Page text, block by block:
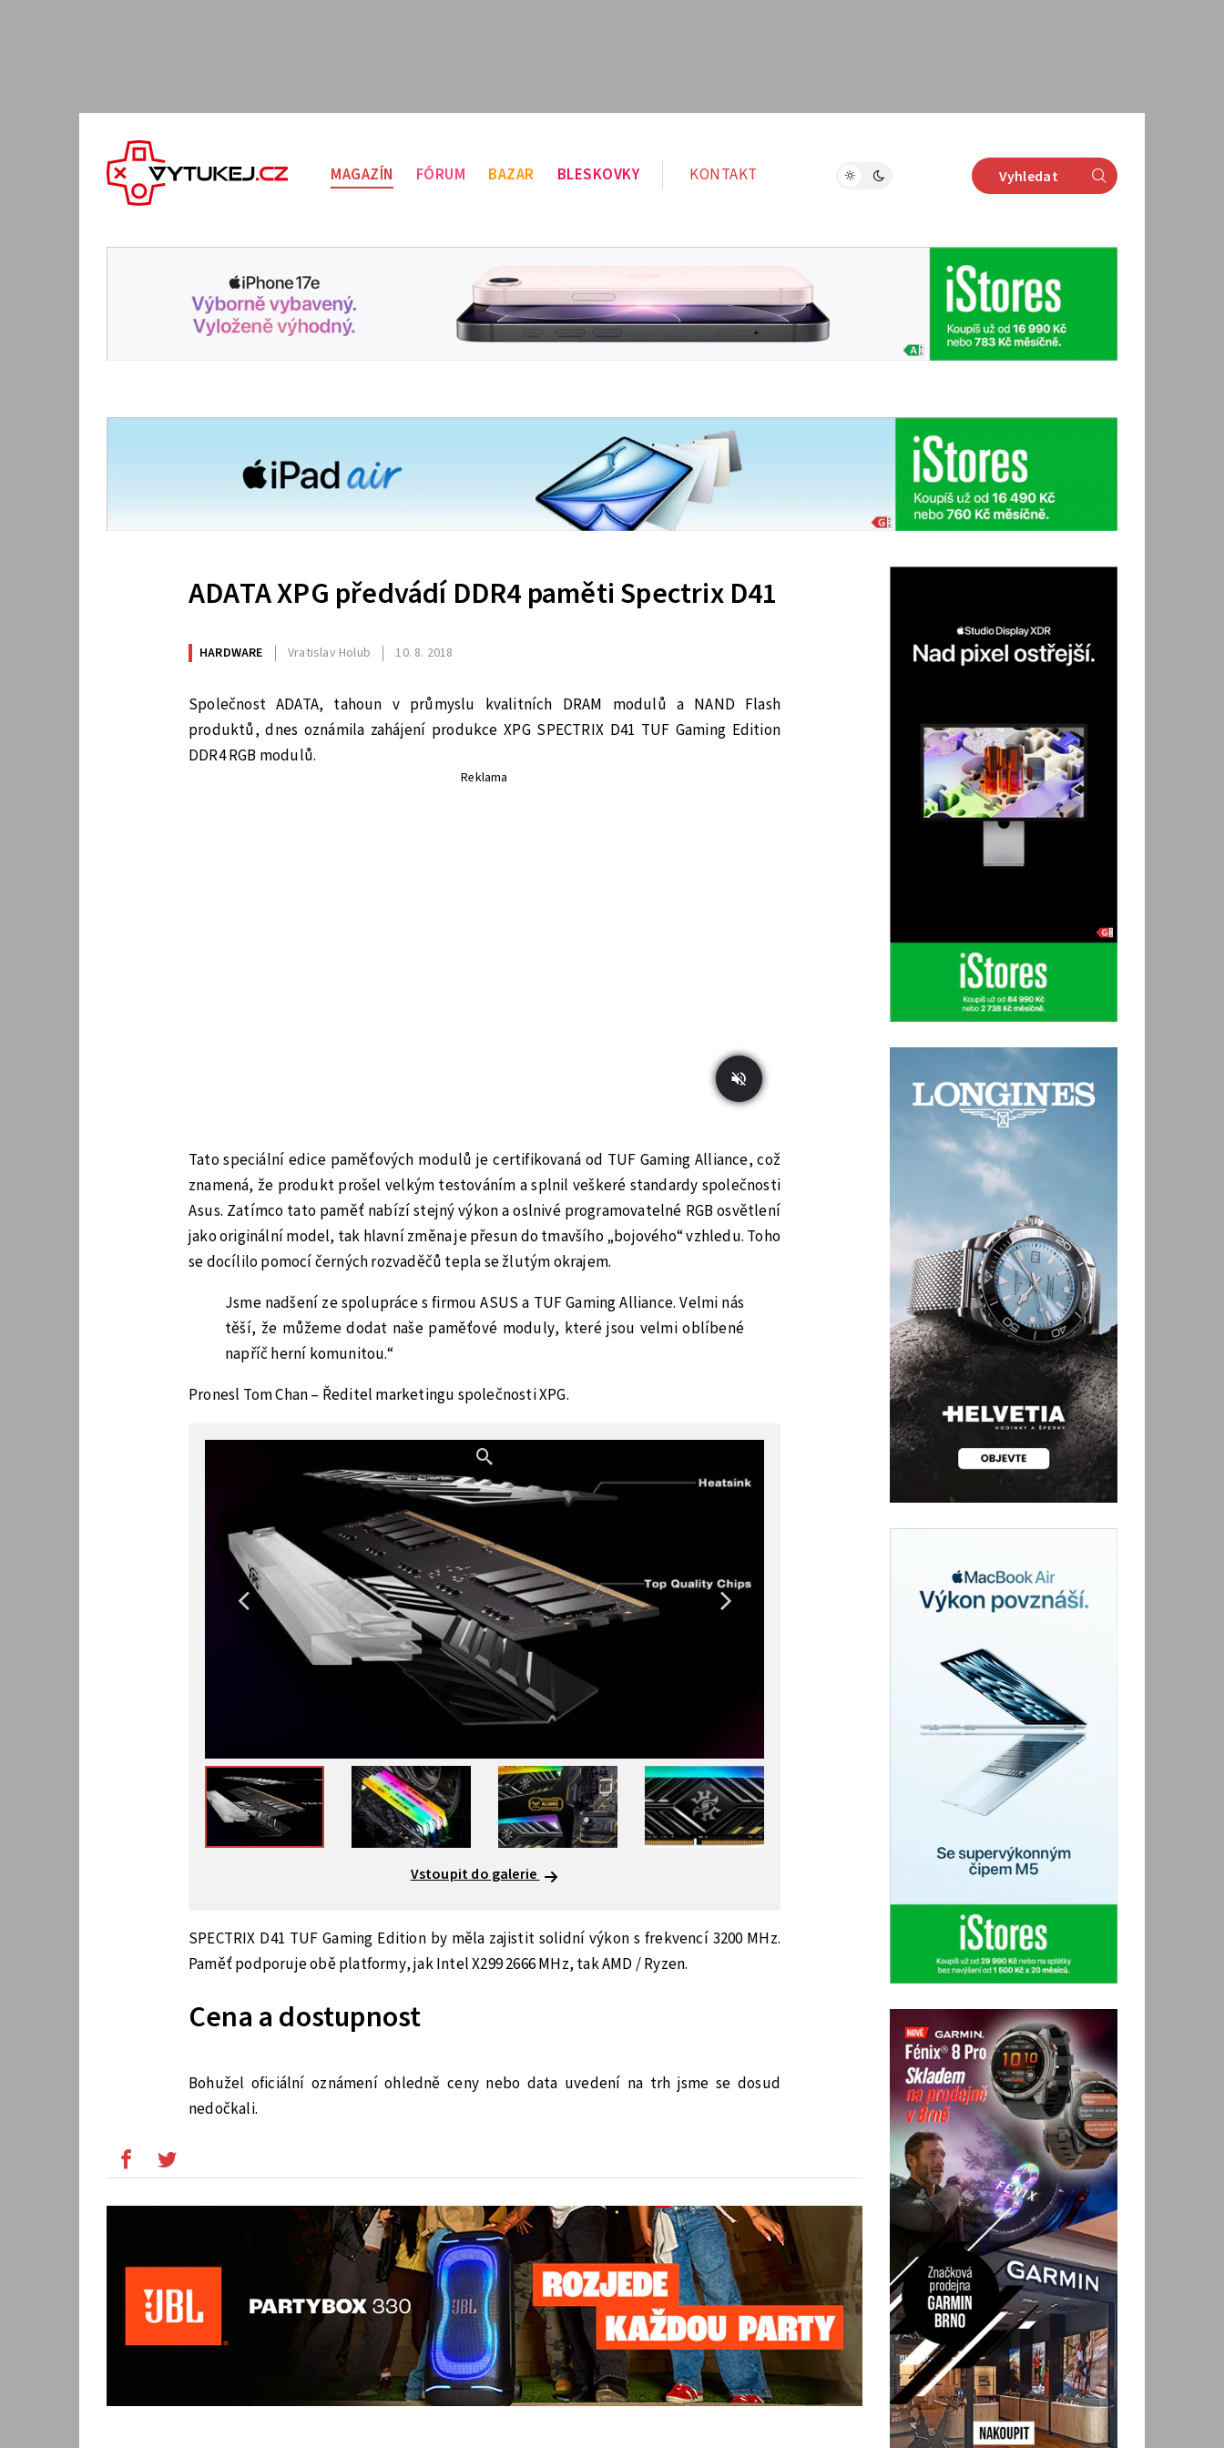
MAGAZÍN FÓRUM BAZAR BLESKOVKY KONTAKT Vyhledat
ADATA XPG předvádí DDR4 paměti Spectrix D41
HARDWARE Vratislav Holub 10. 8. 2018
Společnost ADATA, tahoun v průmyslu kvalitních DRAM modulů a NAND Flash
produktů, dnes oznámila zahájení produkce XPG SPECTRIX D41 TUF Gaming Edition
DDR4 RGB modulů.
Reklama
Tato speciální edice paměťových modulů je certifikovaná od TUF Gaming Alliance, což
znamená, že produkt prošel velkým testováním a splnil veškeré standardy společnosti
Asus. Zatímco tato paměť nabízí stejný výkon a oslnivé programovatelné RGB osvětlení
jako originální model, tak hlavní změna je přesun do tmavšího „bojového“ vzhledu. Toho
se docílilo pomocí černých rozvaděčů tepla se žlutým okrajem.
Jsme nadšení ze spolupráce s firmou ASUS a TUF Gaming Alliance. Velmi nás
těší, že můžeme dodat naše paměťové moduly, které jsou velmi oblíbené
napříč herní komunitou.“
Pronesl Tom Chan – Ředitel marketingu společnosti XPG.
Vstoupit do galerie
SPECTRIX D41 TUF Gaming Edition by měla zajistit solidní výkon s frekvencí 3200 MHz.
Paměť podporuje obě platformy, jak Intel X299 2666 MHz, tak AMD / Ryzen.
Cena a dostupnost
Bohužel oficiální oznámení ohledně ceny nebo data uvedení na trh jsme se dosud
nedočkali.